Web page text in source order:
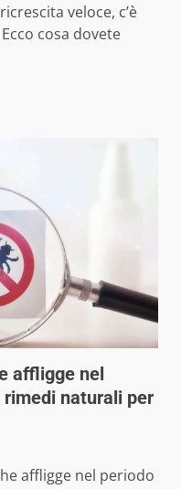
veloce, c’è
cosa dovete
affligge nel
naturali per
affligge nel periodo